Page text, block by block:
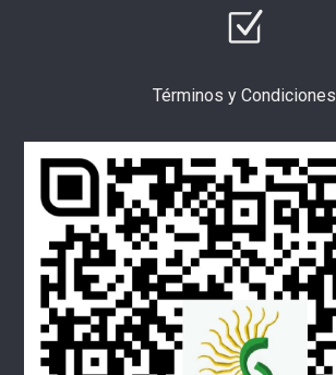
Términos y Condiciones